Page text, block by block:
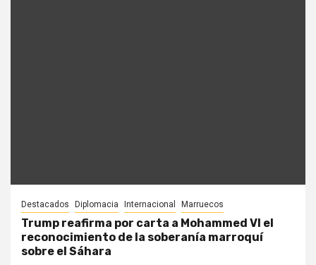
Destacados Diplomacia Internacional Marruecos
Trump reafirma por carta a Mohammed VI el
reconocimiento de la soberanía marroquí
sobre el Sáhara